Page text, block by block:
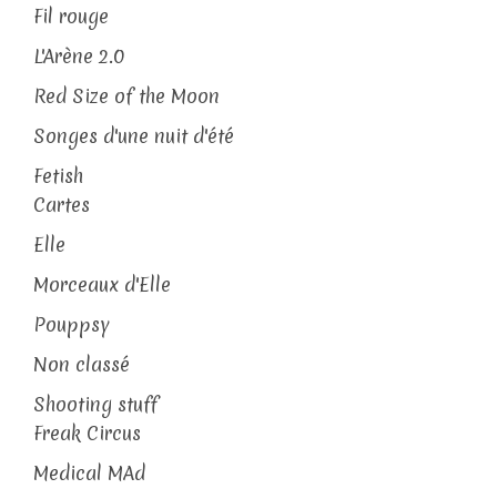
Fil rouge
L'Arène 2.0
Red Size of the Moon
Songes d'une nuit d'été
Fetish
Cartes
Elle
Morceaux d'Elle
Pouppsy
Non classé
Shooting stuff
Freak Circus
Medical MAd